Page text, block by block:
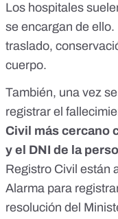
Los hospitales
se encargan de
traslado,
cuerpo.
También, una vez
registrar el
Civil más cercano
y el DNI de la
Registro Civil están
Alarma para
resolución del